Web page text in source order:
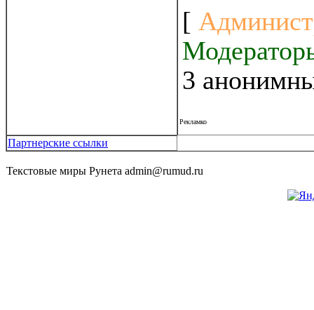
[
3
Рекламко
Партнерские ссылки
Текстовые миры Рунета admin@rumud.ru